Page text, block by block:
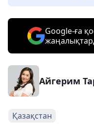
Google-ға
Айгерим
Қазақстан